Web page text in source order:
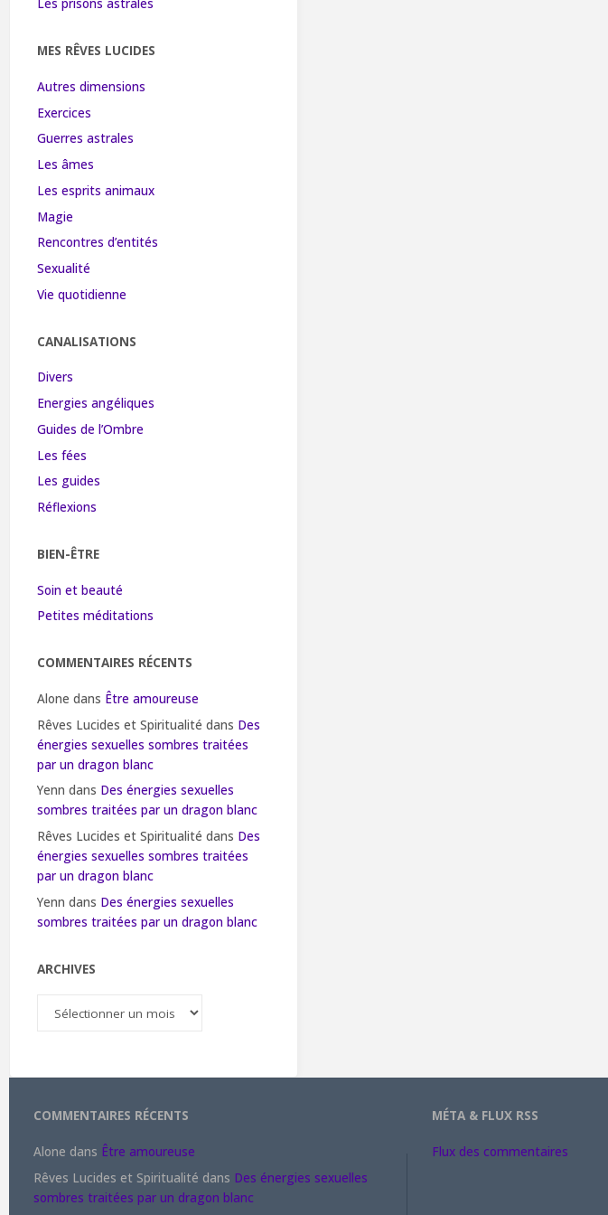
Les prisons astrales
MES RÊVES LUCIDES
Autres dimensions
Exercices
Guerres astrales
Les âmes
Les esprits animaux
Magie
Rencontres d’entités
Sexualité
Vie quotidienne
CANALISATIONS
Divers
Energies angéliques
Guides de l’Ombre
Les fées
Les guides
Réflexions
BIEN-ÊTRE
Soin et beauté
Petites méditations
COMMENTAIRES RÉCENTS
Alone dans Être amoureuse
Rêves Lucides et Spiritualité dans Des
énergies sexuelles sombres traitées
par un dragon blanc
Yenn dans Des énergies sexuelles
sombres traitées par un dragon blanc
Rêves Lucides et Spiritualité dans Des
énergies sexuelles sombres traitées
par un dragon blanc
Yenn dans Des énergies sexuelles
sombres traitées par un dragon blanc
ARCHIVES
COMMENTAIRES RÉCENTS
Alone dans Être amoureuse
Rêves Lucides et Spiritualité dans Des énergies sexuelles
sombres traitées par un dragon blanc
MÉTA & FLUX RSS
Flux des commentaires